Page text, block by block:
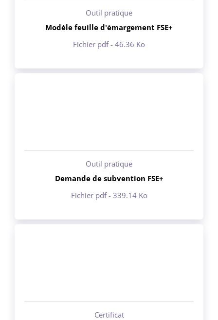
Outil pratique
Modèle feuille d'émargement FSE+
Fichier pdf - 46.36 Ko
Outil pratique
Demande de subvention FSE+
Fichier pdf - 339.14 Ko
Certificat